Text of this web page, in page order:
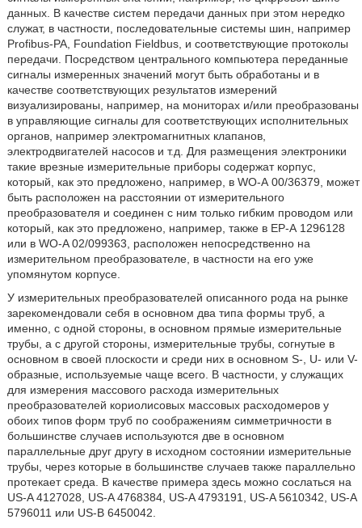
данных. В качестве систем передачи данных при этом нередко
служат, в частности, последовательные системы шин, например
Profibus-PA, Foundation Fieldbus, и соответствующие протоколы
передачи. Посредством центрального компьютера переданные
сигналы измеренных значений могут быть обработаны и в
качестве соответствующих результатов измерений
визуализированы, например, на мониторах и/или преобразованы
в управляющие сигналы для соответствующих исполнительных
органов, например электромагнитных клапанов,
электродвигателей насосов и т.д. Для размещения электроники
такие врезные измерительные приборы содержат корпус,
который, как это предложено, например, в WO-А 00/36379, может
быть расположен на расстоянии от измерительного
преобразователя и соединен с ним только гибким проводом или
который, как это предложено, например, также в ЕР-А 1296128
или в WO-A 02/099363, расположен непосредственно на
измерительном преобразователе, в частности на его уже
упомянутом корпусе.
У измерительных преобразователей описанного рода на рынке
зарекомендовали себя в основном два типа формы труб, а
именно, с одной стороны, в основном прямые измерительные
трубы, а с другой стороны, измерительные трубы, согнутые в
основном в своей плоскости и среди них в основном S-, U- или V-
образные, используемые чаще всего. В частности, у служащих
для измерения массового расхода измерительных
преобразователей кориолисовых массовых расходомеров у
обоих типов форм труб по соображениям симметричности в
большинстве случаев используются две в основном
параллельные друг другу в исходном состоянии измерительные
трубы, через которые в большинстве случаев также параллельно
протекает среда. В качестве примера здесь можно сослаться на
US-A 4127028, US-A 4768384, US-A 4793191, US-A 5610342, US-A
5796011 или US-B 6450042.